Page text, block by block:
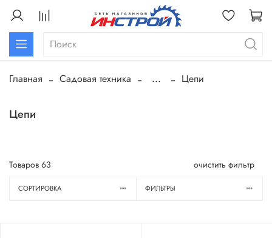
Главная Садовая техника ... Цепи
Цепи
Товаров 63 очистить фильтр
СОРТИРОВКА ФИЛЬТРЫ